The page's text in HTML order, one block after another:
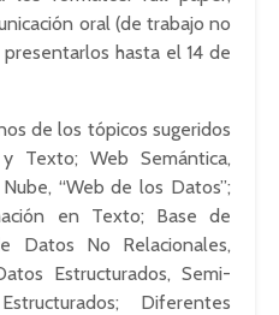
oral (de trabajo no
hasta el 14 de
de los tópicos sugeridos
Texto; Web Semántica,
“Web de los Datos”;
en Texto; Base de
Datos No Relacionales,
Estructurados, Semi-
Diferentes